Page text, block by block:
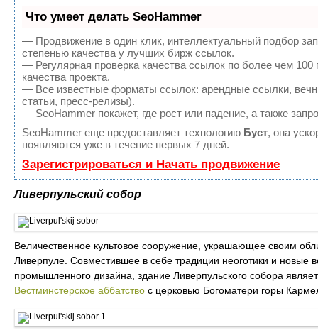
Что умеет делать SeoHammer
— Продвижение в один клик, интеллектуальный подбор
степенью качества у лучших бирж ссылок.
— Регулярная проверка качества ссылок по более чем
качества проекта.
— Все известные форматы ссылок: арендные ссылки,
статьи, пресс-релизы).
— SeoHammer покажет, где рост или падение, а также
SeoHammer еще предоставляет технологию Буст, она
появляются уже в течение первых 7 дней.
Зарегистрироваться и Начать продвижение
Ливерпульский собор
Величественное культовое сооружение, украшающее своим
Ливерпуле. Совместившее в себе традиции неоготики и новые
промышленного дизайна, здание Ливерпульского собора
Вестминстерское аббатство с церковью Богоматери горы